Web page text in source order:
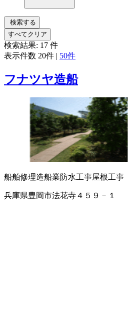
検索する
すべてクリア
検索結果: 17 件
表示件数 20件 | 50件
フナツヤ造船
船舶修理造船業防水工事屋根工事
兵庫県豊岡市法花寺４５９－１